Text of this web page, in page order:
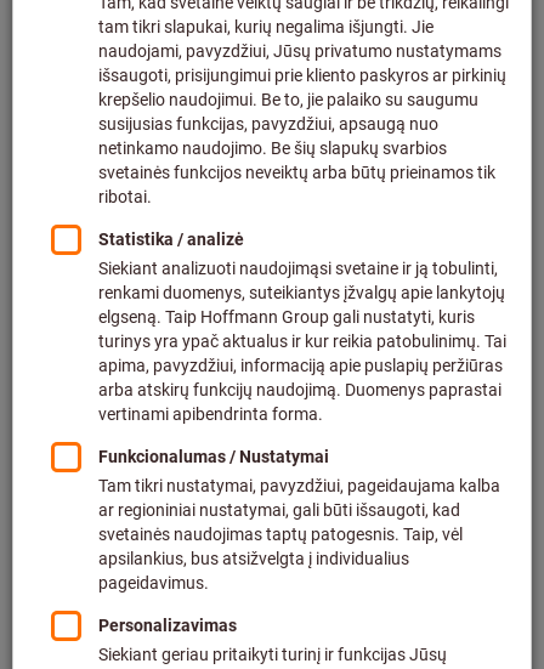
Spustelėkite, kad padidintumėte vaizdą
Kaina už vieną 1 vnt.
be PVMplius siuntimo kaštai
Individualios kainos verslo klientams po